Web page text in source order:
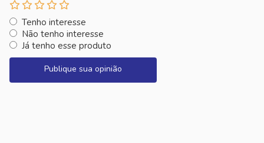
Tenho interesse
Não tenho interesse
Já tenho esse produto
Publique sua opinião